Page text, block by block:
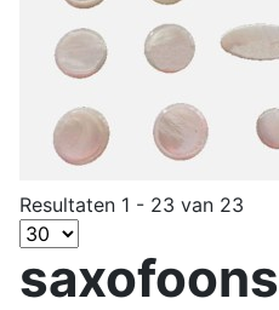
Resultaten 1 - 23 van 23
saxofoons